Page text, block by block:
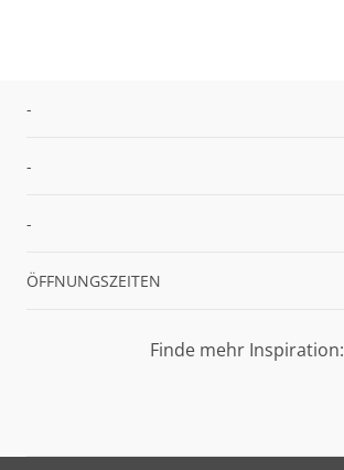
-
-
-
ÖFFNUNGSZEITEN
Finde mehr Inspiration: